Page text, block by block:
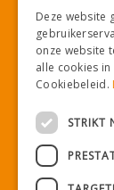
Deze website
onze website
alle cookies
Cookiebeleid.
STRIKT